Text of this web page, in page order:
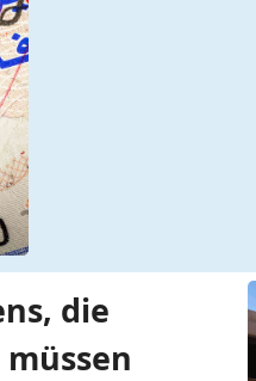
die